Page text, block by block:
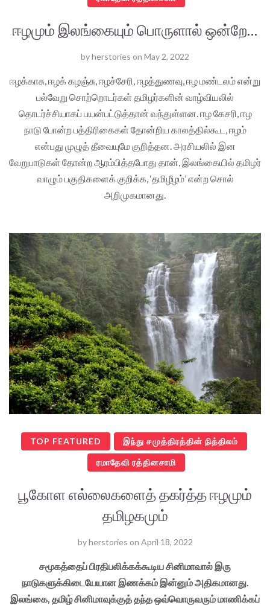
ஈழமும் இலங்கையும் பொருளால் ஒன்றே…
byherstories on May 2, 2022
ஈழக்காசு, ஈழக் கழஞ்சு, ஈழச்சேரி, ஈழத்துணவு, ஈழ மண்டலம் என்று
பல்வேறு சொற்றொடர்கள் தமிழர்களின் வாழ்வியலில்
தொடர்ச்சியாகப் பயன்பட்டுத்தான் வந்துள்ளன. ஈழ கேசரி, ஈழ
நாடு போன்ற பத்திரிகைகள் தோன்றிய காலத்தில்கூட, ஈழம்
என்பது முழுத் தீவையுமே குறித்தன. அரசியலில் இன
வேறுபாடுகள் தோன்ற ஆரம்பித்தபோது தான், இலங்கையில் தமிழர்
வாழும் பகுதிகளைக் குறிக்க, ‘தமிழீழம்’ என்ற சொல்
அறிமுகமானது.
TOP FEATURED இந்து சமுத்திரத்தின் நித்திலம்
ரமாதேவி ரத்தினசாமி
பூகோள எல்லைகளைத் தகர்த்த ஈழமும்
தமிழகமும்
byherstories on April 18, 2022
சமூகத்தைப் பிரதிபலிக்கக்கூடிய சினிமாவால் இரு
நாடுகளுக்கிடையேயான இணக்கம் இன்னும் அதிகமானது.
இலங்கை, தமிழ் சினிமாவுக்குத் தந்த ஒவ்வொருவரும் மாணிக்கப்